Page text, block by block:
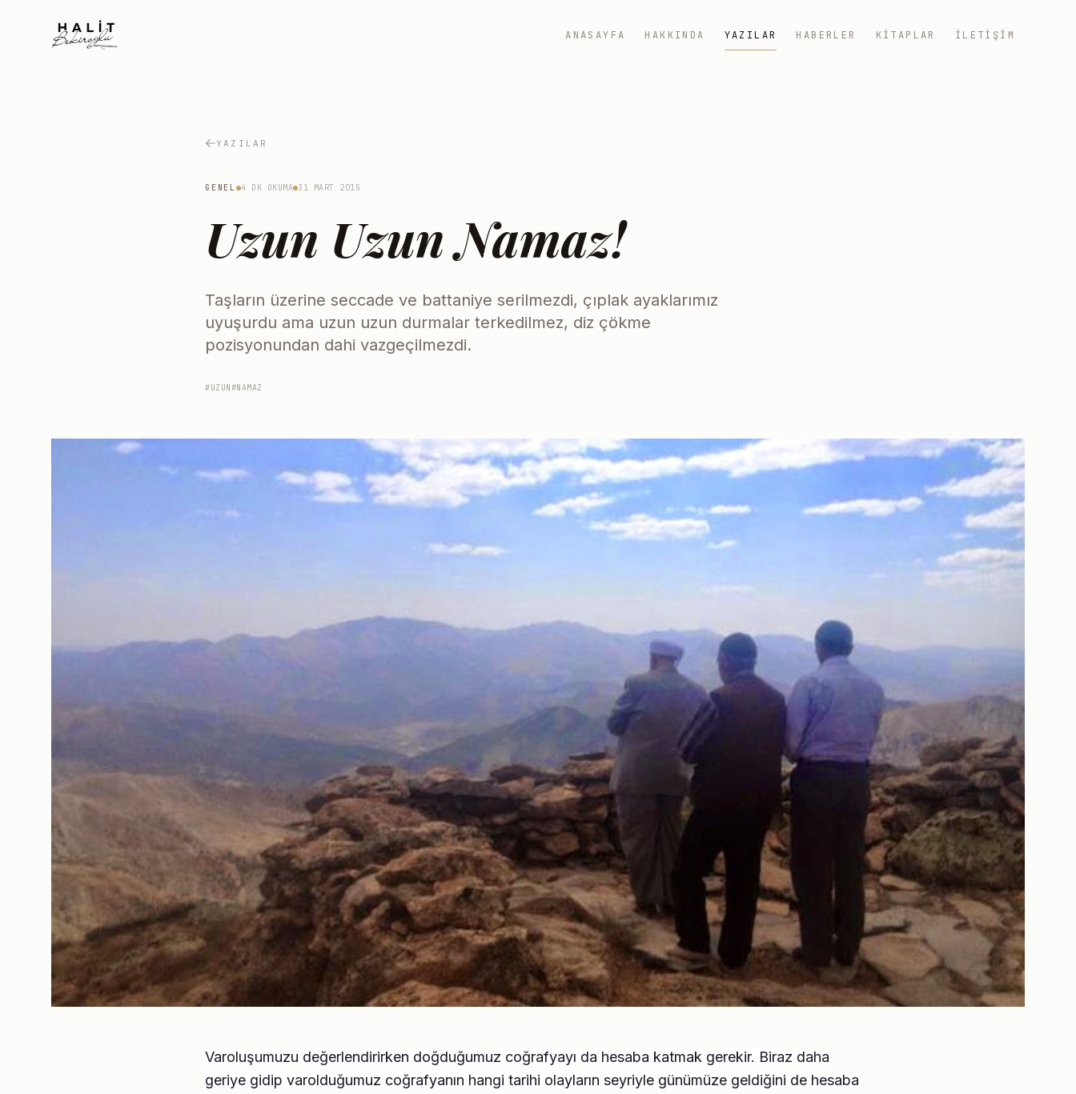
ANASAYFA HAKKINDA YAZILAR HABERLER KITAPLAR İLETIŞIM
YAZILAR
GENEL 4 DK OKUMA 31 MART 2015
Uzun Uzun Namaz!
Taşların üzerine seccade ve battaniye serilmezdi, çıplak ayaklarımız
uyuşurdu ama uzun uzun durmalar terkedilmez, diz çökme
pozisyonundan dahi vazgeçilmezdi.
#UZUN#NAMAZ
Varoluşumuzu değerlendirirken doğduğumuz coğrafyayı da hesaba katmak gerekir. Biraz daha
geriye gidip varolduğumuz coğrafyanın hangi tarihi olayların seyriyle günümüze geldiğini de hesaba